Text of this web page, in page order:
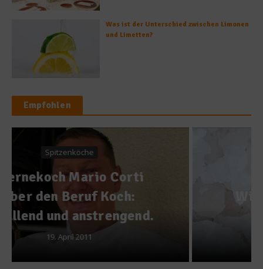
Was ist der Unterschied zwischen Limonen
und Limetten?
Empfohlen
Ratgeber Gesundheit
Wieviel Salz ist gesund?
13. September 2010